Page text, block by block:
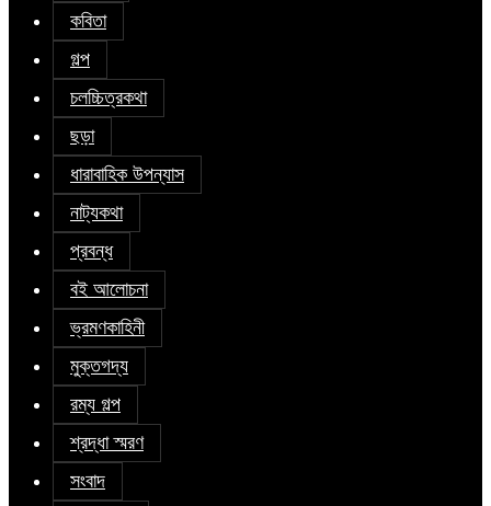
কবিতা
গল্প
চলচ্চিত্রকথা
ছড়া
ধারাবাহিক উপন্যাস
নাট্যকথা
প্রবন্ধ
বই আলোচনা
ভ্রমণকাহিনী
মুক্তগদ্য
রম্য গল্প
শ্রদ্ধা স্মরণ
সংবাদ